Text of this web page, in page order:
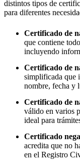
distintos tipos de
para diferentes
Certificado de
que contiene
incluyendo
Certificado de
simplificada que
nombre, fecha y
Certificado de
válido en varios
ideal para
Certificado
acredita que no
en el Registro